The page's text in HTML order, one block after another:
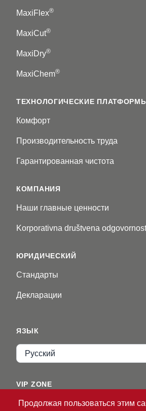
MaxiFlex®
MaxiCut®
MaxiDry®
MaxiChem®
ТЕХНОЛОГИЧЕСКИЕ
Комфорт
Производительность труда
Гарантированная чистота
КОМПАНИЯ
Наши главные ценности
Korporativna društvena odgovornost
ЮРИДИЧЕСКИЙ
Стандарты
Декларации
Продолжая пользоваться этим
ЯЗЫК
Язык
VIP ZONE
Имя